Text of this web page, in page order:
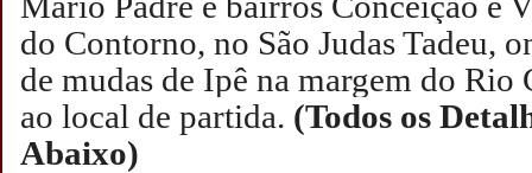
do Contorno, no São Judas Tadeu,
de mudas de Ipê na margem do Rio
ao local de partida. (Todos os
Abaixo)